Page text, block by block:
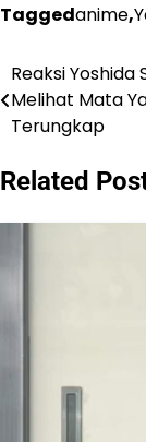
Taggedanime,
Navigasi
pos
Reaksi Yoshida
Melihat Mata
Terungkap
Related